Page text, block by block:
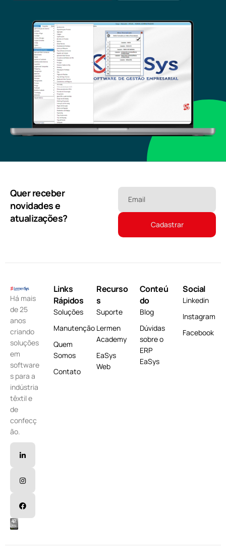
Quer receber
novidades e
atualizações?
Email
Há mais
de 25
anos
criando
soluções
em
software
s para a
indústria
têxtil e
de
confecç
ão.
Links
Rápidos
Soluções
Manutenção
Quem
Somos
Contato
Recurso
s
Suporte
Lermen
Academy
EaSys
Web
Conteú
do
Blog
Dúvidas
sobre o
ERP
EaSys
Social
Linkedin
Instagram
Facebook